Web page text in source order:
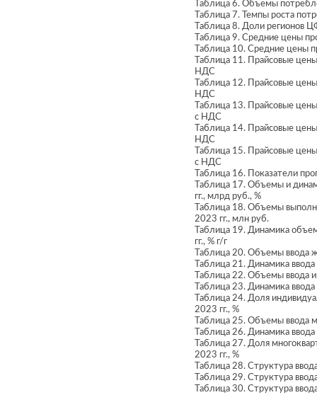
Таблица 6. Объемы
Таблица 7. Темпы роста
Таблица 8. Доли регионов
Таблица 9. Средние цены
Таблица 10. Средние цены
Таблица 11. Прайсовые
НДС
Таблица 12. Прайсовые
НДС
Таблица 13. Прайсовые
с НДС
Таблица 14. Прайсовые
НДС
Таблица 15. Прайсовые
с НДС
Таблица 16. Показатели
Таблица 17. Объемы и
гг., млрд руб., %
Таблица 18. Объемы
2023 гг., млн руб.
Таблица 19. Динамика
гг., % г/г
Таблица 20. Объемы ввода
Таблица 21. Динамика
Таблица 22. Объемы ввода
Таблица 23. Динамика
Таблица 24. Доля
2023 гг., %
Таблица 25. Объемы ввода
Таблица 26. Динамика
Таблица 27. Доля
2023 гг., %
Таблица 28. Структура
Таблица 29. Структура
Таблица 30. Структура